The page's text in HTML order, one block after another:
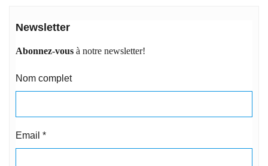
Newsletter
Abonnez-vous à notre newsletter!
Nom complet
Email *